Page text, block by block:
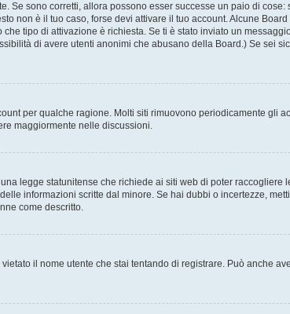
Se sono corretti, allora possono esser successe un paio di
non è il tuo caso, forse devi attivare il tuo account. Alcune
tipo di attivazione è richiesta. Se ti è stato inviato un
di avere utenti anonimi che abusano della Board.) Se sei
per qualche ragione. Molti siti rimuovono periodicamente
maggiormente nelle discussioni.
legge statunitense che richiede ai siti web di poter
informazioni scritte dal minore. Se hai dubbi o incertezze,
come descritto.
il nome utente che stai tentando di registrare. Può anche